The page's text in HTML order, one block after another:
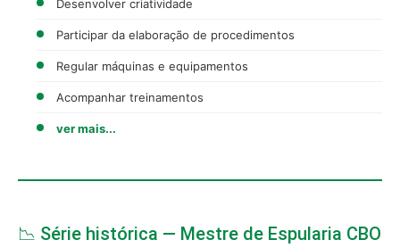
Desenvolver criatividade
Participar da elaboração de procedimentos
Regular máquinas e equipamentos
Acompanhar treinamentos
ver mais...
📉 Série histórica — Mestre de Espularia CBO